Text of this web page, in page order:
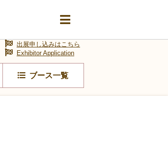
ブース一覧
出展申し込みはこちら
Exhibitor Application